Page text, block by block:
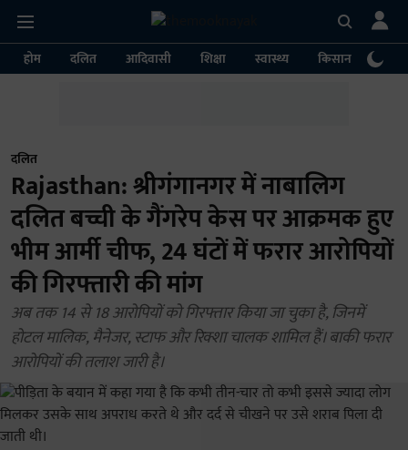
होम दलित आदिवासी शिक्षा स्वास्थ्य किसान
दलित
Rajasthan: श्रीगंगानगर में नाबालिग
दलित बच्ची के गैंगरेप केस पर आक्रमक हुए
भीम आर्मी चीफ, 24 घंटों में फरार आरोपियों
की गिरफ्तारी की मांग
अब तक 14 से 18 आरोपियों को गिरफ्तार किया जा चुका है, जिनमें
होटल मालिक, मैनेजर, स्टाफ और रिक्शा चालक शामिल हैं। बाकी फरार
आरोपियों की तलाश जारी है।